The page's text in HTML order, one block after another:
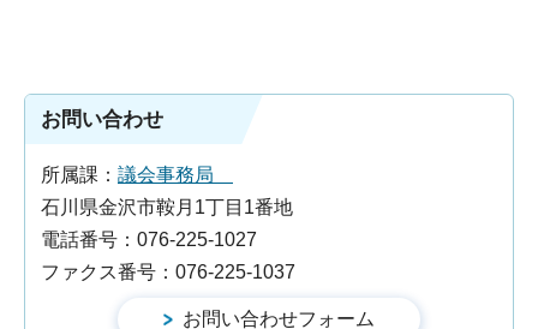
お問い合わせ
所属課： 議会事務局
石川県金沢市鞍月1丁目1番地
電話番号：076-225-1027
ファクス番号：076-225-1037